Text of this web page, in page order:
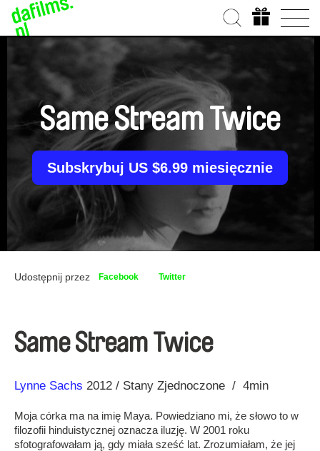
Same Stream Twice
Subskrybuj US $6.99 miesięcznie
Udostępnij przez Facebook Twitter
Same Stream Twice
Reżyseria
Lynne Sachs
Rok 2012 Stany Zjednoczone 4min
Moja córka ma na imię Maya. Powiedziano mi, że słowo to w
filozofii hinduistycznej oznacza iluzję. W 2001 roku
sfotografowałam ją, gdy miała sześć lat. Zrozumiałam, że jej